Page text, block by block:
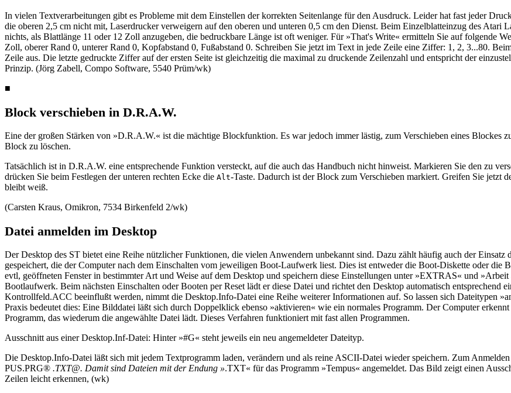
In vielen Textverarbeitungen gibt es Probleme mit dem Einstellen der korrekten Seitenlange für den Ausdruck. Leider hat fast jeder
die oberen 2,5 cm nicht mit, Laserdrucker verweigern auf den oberen und unteren 0,5 cm den Dienst. Beim Einzelblatteinzug des Atari
nichts, als Blattlänge 11 oder 12 Zoll anzugeben, die bedruckbare Länge ist oft weniger. Für »That's Write« ermitteln Sie auf folgende
Zoll, oberer Rand 0, unterer Rand 0, Kopfabstand 0, Fußabstand 0. Schreiben Sie jetzt im Text in jede Zeile eine Ziffer: 1, 2, 3...80.
Zeile aus. Die letzte gedruckte Ziffer auf der ersten Seite ist gleichzeitig die maximal zu druckende Zeilenzahl und entspricht der
Prinzip. (Jörg Zabell, Compo Software, 5540 Prüm/wk)
■
Block verschieben in D.R.A.W.
Eine der großen Stärken von »D.R.A.W.« ist die mächtige Blockfunktion. Es war jedoch immer lästig, zum Verschieben eines Blockes
Block zu löschen.
Tatsächlich ist in D.R.A.W. eine entsprechende Funktion versteckt, auf die auch das Handbuch nicht hinweist. Markieren Sie den zu
drücken Sie beim Festlegen der unteren rechten Ecke die Alt-Taste. Dadurch ist der Block zum Verschieben markiert. Greifen Sie
bleibt weiß.
(Carsten Kraus, Omikron, 7534 Birkenfeld 2/wk)
Datei anmelden im Desktop
Der Desktop des ST bietet eine Reihe nützlicher Funktionen, die vielen Anwendern unbekannt sind. Dazu zählt häufig auch der
gespeichert, die der Computer nach dem Einschalten vom jeweiligen Boot-Laufwerk liest. Dies ist entweder die Boot-Diskette oder
evtl, geöffneten Fenster in bestimmter Art und Weise auf dem Desktop und speichern diese Einstellungen unter »EXTRAS« und
Bootlaufwerk. Beim nächsten Einschalten oder Booten per Reset lädt er diese Datei und richtet den Desktop automatisch entsprechend
Kontrollfeld.ACC beeinflußt werden, nimmt die Desktop.Info-Datei eine Reihe weiterer Informationen auf. So lassen sich Dateitypen
Praxis bedeutet dies: Eine Bilddatei läßt sich durch Doppelklick ebenso »aktivieren« wie ein normales Programm. Der Computer
Programm, das wiederum die angewählte Datei lädt. Dieses Verfahren funktioniert mit fast allen Programmen.
Ausschnitt aus einer Desktop.Inf-Datei: Hinter »#G« steht jeweils ein neu angemeldeter Dateityp.
Die Desktop.Info-Datei läßt sich mit jedem Textprogramm laden, verändern und als reine ASCII-Datei wieder speichern. Zum
PUS.PRG® .TXT@. Damit sind Dateien mit der Endung ».TXT« für das Programm »Tempus« angemeldet. Das Bild zeigt einen
Zeilen leicht erkennen, (wk)